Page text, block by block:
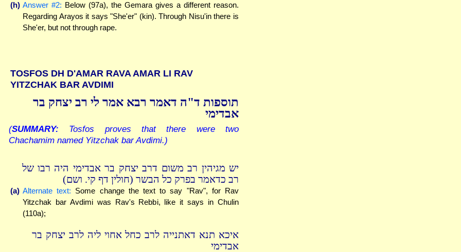
(h) Answer #2: Below (97a), the Gemara gives a different reason.
Regarding Arayos it says "She'er" (kin). Through Nisu'in there is
She'er, but not through rape.
TOSFOS DH D'AMAR RAVA AMAR LI RAV
YITZCHAK BAR AVDIMI
תוספות ד"ה דאמר רבא אמר לי רב יצחק בר
אבדימי
(SUMMARY: Tosfos proves that there were two
Chachamim named Yitzchak bar Avdimi.)
יש מגיהין רב משום דרב יצחק בר אבדימי היה רבו של
רב כדאמר בפרק כל הבשר (חולין דף קי. ושם)
(a) Alternate text: Some change the text to say "Rav", for Rav
Yitzchak bar Avdimi was Rav's Rebbi, like it says in Chulin
(110a);
איכא תנא דאתנייה לרב כחל אחוי ליה לרב יצחק בר
אבדימי